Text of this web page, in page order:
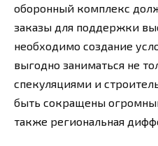
оборонный комплекс
заказы для поддержки
необходимо создание
выгодно заниматься не
спекуляциями и
быть сокращены
также региональная